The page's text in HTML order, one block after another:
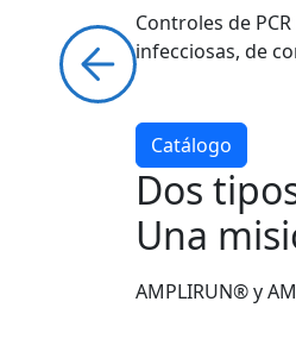
Controles de
infecciosas, de
Catálogo
Dos
Una
AMPLIRUN® y